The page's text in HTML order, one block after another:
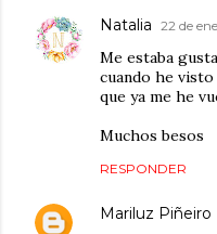
Natalia 22 de
Me estaba
cuando he
que ya me he
Muchos besos
RESPONDER
Mariluz Piñeiro